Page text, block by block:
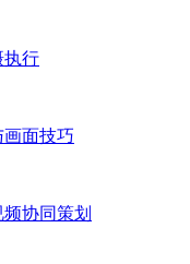
执行
面技巧
协同策划